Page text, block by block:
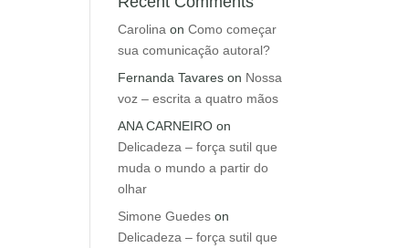
Carolina onComo começar
sua comunicação autoral?
Fernanda Tavares on Nossa
voz – escrita a quatro mãos
ANA CARNEIRO on
Delicadeza – força sutil que
muda o mundo a partir do
olhar
Simone Guedes on
Delicadeza – força sutil que